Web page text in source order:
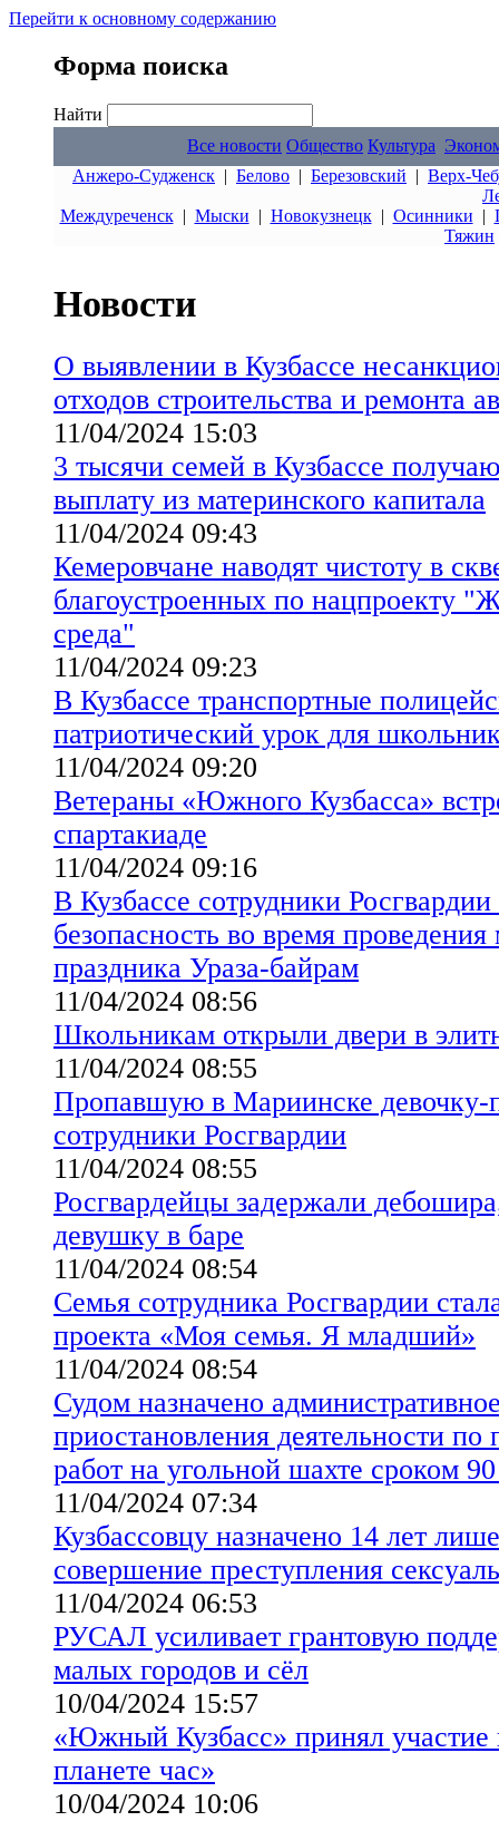
Перейти к основному содержанию
Форма поиска
Найти
Все новости Общество Культура
Анжеро-Судженск | Белово | Березовский | Верх-
Междуреченск| Мыски | Новокузнецк| Осинники |
Тяжин
Новости
О выявлении в Кузбассе
отходов строительства и ремонта
11/04/2024 15:03
3 тысячи семей в Кузбассе
выплату из материнского капитала
11/04/2024 09:43
Кемеровчане наводят чистоту в
благоустроенных по нацпроекту
среда"
11/04/2024 09:23
В Кузбассе транспортные
патриотический урок для
11/04/2024 09:20
Ветераны «Южного Кузбасса»
спартакиаде
11/04/2024 09:16
В Кузбассе сотрудники
безопасность во время
праздника Ураза-байрам
11/04/2024 08:56
Школьникам открыли двери в
11/04/2024 08:55
Пропавшую в Мариинске девочку-
сотрудники Росгвардии
11/04/2024 08:55
Росгвардейцы задержали
девушку в баре
11/04/2024 08:54
Семья сотрудника Росгвардии
проекта «Моя семья. Я младший»
11/04/2024 08:54
Судом назначено
приостановления деятельности по
работ на угольной шахте сроком
11/04/2024 07:34
Кузбассовцу назначено 14 лет
совершение преступления
11/04/2024 06:53
РУСАЛ усиливает грантовую
малых городов и сёл
10/04/2024 15:57
«Южный Кузбасс» принял участие
планете час»
10/04/2024 10:06